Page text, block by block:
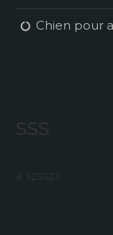
Chien pour
sss
a szsszs